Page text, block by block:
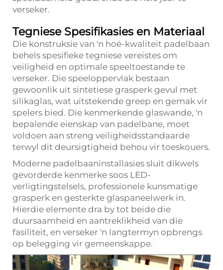
verseker.
Tegniese Spesifikasies en Materiaal
Die konstruksie van 'n hoë-kwaliteit padelbaan
behels spesifieke tegniese vereistes om
veiligheid en optimale speeltoestande te
verseker. Die speeloppervlak bestaan
gewoonlik uit sintetiese grasperk gevul met
silikaglas, wat uitstekende greep en gemak vir
spelers bied. Die kenmerkende glaswande, 'n
bepalende eienskap van padelbane, moet
voldoen aan streng veiligheidsstandaarde
terwyl dit deursigtigheid behou vir toeskouers.
Moderne padelbaaninstallasies sluit dikwels
gevorderde kenmerke soos LED-
verligtingstelsels, professionele kunsmatige
grasperk en gesterkte glaspaneelwerk in.
Hierdie elemente dra by tot beide die
duursaamheid en aantreklikheid van die
fasiliteit, en verseker 'n langtermyn opbrengs
op belegging vir gemeenskappe.